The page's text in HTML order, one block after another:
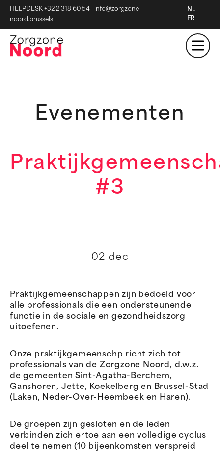
HELPDESK +32 2 318 60 54
info@zorgzone-
noord.brussels
NL
FR
Evenementen
#3
02 dec
Praktijkgemeenschappen zijn bedoeld voor
alle professionals die een ondersteunende
functie in de sociale en gezondheidszorg
uitoefenen.
Onze praktijkgemeenschp richt zich tot
professionals van de Zorgzone Noord, d.w.z.
de gemeenten Sint-Agatha-Berchem,
Ganshoren, Jette, Koekelberg en Brussel-Stad
(Laken, Neder-Over-Heembeek en Haren).
De groepen zijn gesloten en de leden
verbinden zich ertoe aan een volledige cyclus
deel te nemen (10 bijeenkomsten verspreid